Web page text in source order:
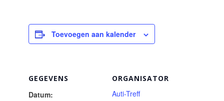
Toevoegen aan kalender
GEGEVENS
Datum:
ORGANISATOR
Auti-Treff